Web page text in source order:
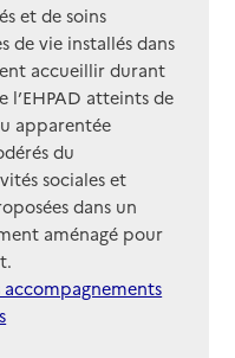
et de soins
de vie installés dans
accueillir durant
l’EHPAD atteints de
apparentée
du
sociales et
dans un
aménagé pour
accompagnements